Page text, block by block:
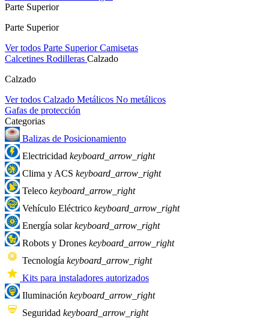
Parte Superior
Parte Superior
Ver todos Parte SuperiorCamisetas
Calcetines Rodilleras Calzado
Calzado
Ver todos Calzado Metálicos No metálicos
Gafas de protección
Categorias
Balizas de Posicionamiento
Electricidad keyboard_arrow_right
Clima y ACS keyboard_arrow_right
Teleco keyboard_arrow_right
Vehículo Eléctrico keyboard_arrow_right
Energía solarkeyboard_arrow_right
Robots y Drones keyboard_arrow_right
Tecnología keyboard_arrow_right
Kits para instaladores autorizados
Iluminación keyboard_arrow_right
Seguridad keyboard_arrow_right